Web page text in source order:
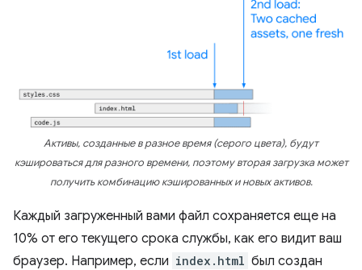
Активы, созданные в разное время (серого цвета), будут
кэшироваться для разного времени, поэтому вторая загрузка может
получить комбинацию кэшированных и новых активов.
Каждый загруженный вами файл сохраняется еще на
10% от его текущего срока службы, как его видит ваш
браузер. Например, если index.html был создан